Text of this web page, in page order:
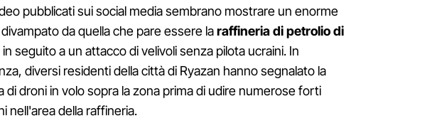
pubblicati sui social media sembrano mostrare un enorme
da quella che pare essere laraffineria di petrolio di
in seguito a un attacco di velivoli senza pilota ucraini. In
diversi residenti della città di Ryazan hanno segnalato la
di droni in volo sopra la zona prima di udire numerose forti
nell'area della raffineria.